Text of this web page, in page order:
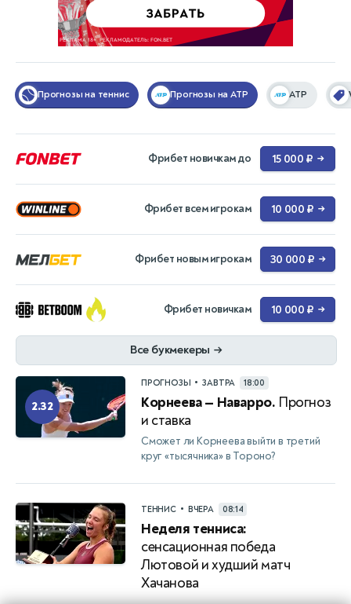
Прогнозы на теннис Прогнозы на ATP ATP
Фрибет новичкам до 15 000 ₽ →
Фрибет всем игрокам 10 000 ₽ →
Фрибет новым игрокам 30 000 ₽ →
Фрибет новичкам 10 000 ₽ →
Все букмекеры →
2.32
ПРОГНОЗЫ • ЗАВТРА 18:00
Корнеева — Наварро. Прогноз
и ставка
Сможет ли Корнеева выйти в третий
круг «тысячника» в Тороно?
ТЕННИС • ВЧЕРА 08:14
Неделя тенниса:
сенсационная победа
Лютовой и худший матч
Хачанова